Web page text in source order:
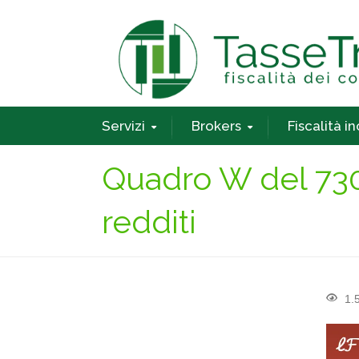
Servizi Brokers Fiscalità
Quadro W del
redditi